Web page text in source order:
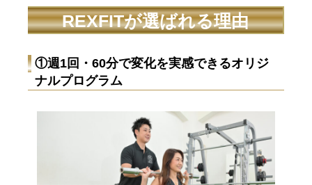
REXFITが選ばれる理由
①週1回・60分で変化を実感できるオリジ
ナルプログラム